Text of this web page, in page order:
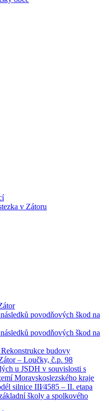
v Zátoru
povodňových škod na
povodňových škod na
budovy
– Loučky, č.p. 98
u JSDH v souvislosti s
Moravskoslezského kraje
silnice III⁄4585 – II. etapa
školy a spolkového